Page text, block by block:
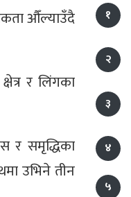
औँल्याउँदै
र लिंगका
र समृद्धिका
उभिने तीन
१
२
३
४
५